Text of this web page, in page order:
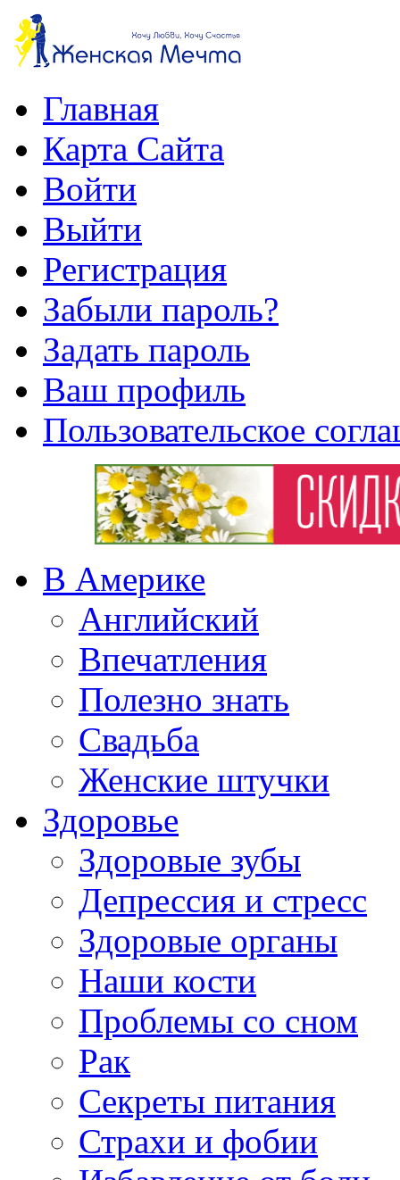
Главная
Карта Сайта
Войти
Выйти
Регистрация
Забыли пароль?
Задать пароль
Ваш профиль
Пользовательское
В Америке
Английский
Впечатления
Полезно знать
Свадьба
Женские штучки
Здоровье
Здоровые зубы
Депрессия и стресс
Здоровые органы
Наши кости
Проблемы со сном
Рак
Секреты питания
Страхи и фобии